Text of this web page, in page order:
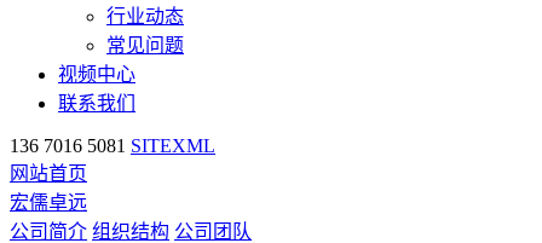
行业动态
常见问题
视频中心
联系我们
136 7016 5081 SITEXML
网站首页
宏儒卓远
公司简介 组织结构 公司团队